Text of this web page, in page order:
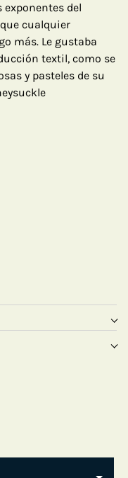
del
cualquier
más. Le gustaba
textil, como se
y pasteles de su